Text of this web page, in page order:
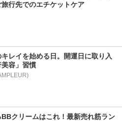
行先でのエチケットケア
レイを始める日。開運日に取り入
容」習慣
クリームはこれ！最新売れ筋ラン